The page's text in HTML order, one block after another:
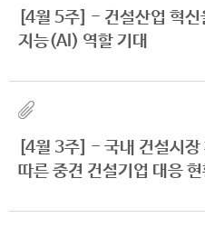
[4월 5주] - 건설산업 혁신
지능(AI) 역할 기대
[4월 3주] - 국내 건설시장
따른 중견 건설기업 대응